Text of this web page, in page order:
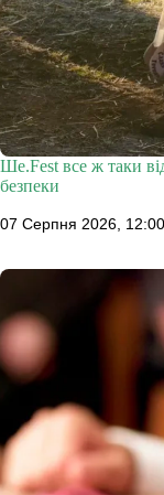
Ше.Fest все ж таки
безпеки
07 Серпня 2026, 12:00